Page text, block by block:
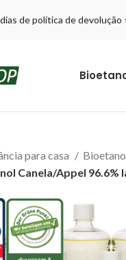
de política de devolução
para casa
Canela/Appel